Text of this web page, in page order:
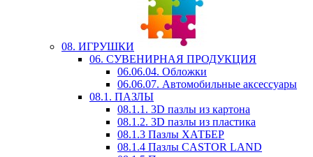
08. ИГРУШКИ
06. СУВЕНИРНАЯ ПРОДУКЦИЯ
06.06.04. Обложки
06.06.07. Автомобильные аксессуары
08.1. ПАЗЛЫ
08.1.1. 3D пазлы из картона
08.1.2. 3D пазлы из пластика
08.1.3 Пазлы ХАТБЕР
08.1.4 Пазлы CASTOR LAND